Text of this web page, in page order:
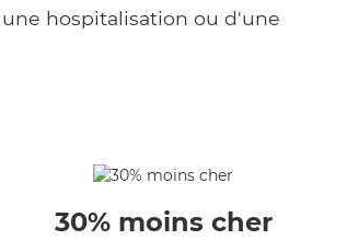
hospitalisation ou d'une
30% moins cher